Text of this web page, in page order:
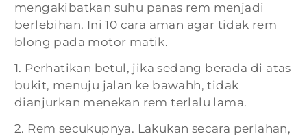
mengakibatkan suhu panas rem menjadi
berlebihan. Ini 10 cara aman agar tidak rem
blong pada motor matik.
1. Perhatikan betul, jika sedang berada di atas
bukit, menuju jalan ke bawahh, tidak
dianjurkan menekan rem terlalu lama.
2. Rem secukupnya. Lakukan secara perlahan,